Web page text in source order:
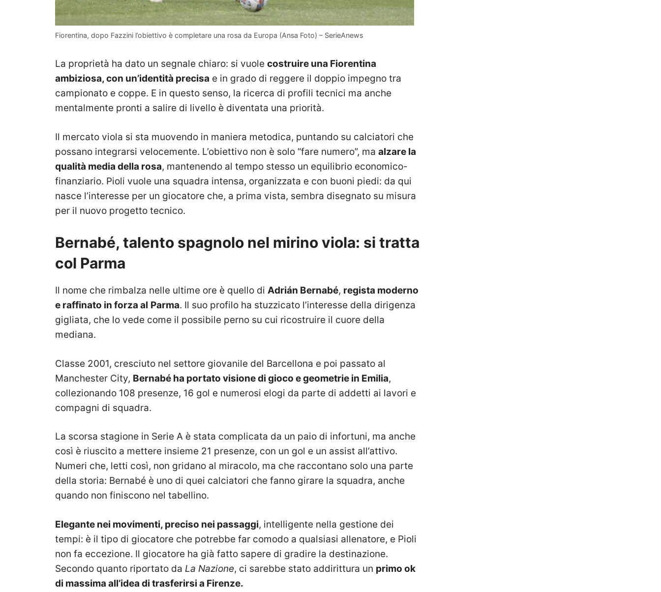
Fiorentina, dopo Fazzini l’obiettivo è completare una rosa da Europa (Ansa Foto) – SerieAnews
La proprietà ha dato un segnale chiaro: si vuole costruire una Fiorentina
ambiziosa, con un’identità precisa e in grado di reggere il doppio impegno tra
campionato e coppe. E in questo senso, la ricerca di profili tecnici ma anche
mentalmente pronti a salire di livello è diventata una priorità.
Il mercato viola si sta muovendo in maniera metodica, puntando su calciatori che
possano integrarsi velocemente. L’obiettivo non è solo “fare numero”, ma alzare la
qualità media della rosa, mantenendo al tempo stesso un equilibrio economico-
finanziario. Pioli vuole una squadra intensa, organizzata e con buoni piedi: da qui
nasce l’interesse per un giocatore che, a prima vista, sembra disegnato su misura
per il nuovo progetto tecnico.
Bernabé, talento spagnolo nel mirino viola: si tratta
col Parma
Il nome che rimbalza nelle ultime ore è quello di Adrián Bernabé, regista moderno
e raffinato in forza al Parma. Il suo profilo ha stuzzicato l’interesse della dirigenza
gigliata, che lo vede come il possibile perno su cui ricostruire il cuore della
mediana.
Classe 2001, cresciuto nel settore giovanile del Barcellona e poi passato al
Manchester City, Bernabé ha portato visione di gioco e geometrie in Emilia,
collezionando 108 presenze, 16 gol e numerosi elogi da parte di addetti ai lavori e
compagni di squadra.
La scorsa stagione in Serie A è stata complicata da un paio di infortuni, ma anche
così è riuscito a mettere insieme 21 presenze, con un gol e un assist all’attivo.
Numeri che, letti così, non gridano al miracolo, ma che raccontano solo una parte
della storia: Bernabé è uno di quei calciatori che fanno girare la squadra, anche
quando non finiscono nel tabellino.
Elegante nei movimenti, preciso nei passaggi, intelligente nella gestione dei
tempi: è il tipo di giocatore che potrebbe far comodo a qualsiasi allenatore, e Pioli
non fa eccezione. Il giocatore ha già fatto sapere di gradire la destinazione.
Secondo quanto riportato da La Nazione, ci sarebbe stato addirittura un primo ok
di massima all’idea di trasferirsi a Firenze.